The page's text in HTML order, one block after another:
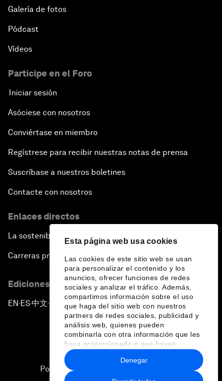
Esta página web usa cookies
Las cookies de este sitio web se usan
para personalizar el contenido y los
anuncios, ofrecer funciones de redes
sociales y analizar el tráfico. Además,
compartimos información sobre el uso
que haga del sitio web con nuestros
partners de redes sociales, publicidad y
análisis web, quienes pueden
combinarla con otra información que les
haya proporcionado o que hayan
recopilado a partir del uso que haya
hecho de sus servicios.
Denegar
Galería de fotos
Pódcast
Vídeos
Participe en el Foro
Iniciar sesión
Asóciese con nosotros
Conviértase en miembro
Regístrese para recibir nuestras notas de prensa
Suscríbase a nuestros boletines
Contacte con nosotros
Enlaces directos
La sostenibilidad en el Foro
Carreras profesionales
Ediciones en otros idiomas
EN ▪ES▪中文▪ 日本語
Política de privacidad y normas de uso